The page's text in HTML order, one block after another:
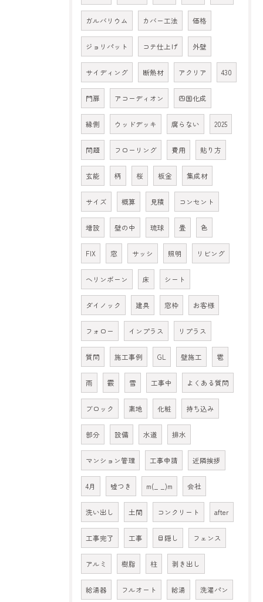
ガルバリウム カバー工法 価格
ジョリパット コテ仕上げ 外壁
サイディング 断熱材 アクリア 430
門扉 アコーディオン 四国化成
縁側 ウッドデッキ 腐らない 2025
問題 フローリング 費用 貼り方
玄能 柄 桜 板金 集成材
サイズ 概算 見積 コンセント
増設 壁の中 琉球 畳 色
FIX 窓 サッシ 照明 リビング
ヘリンボーン 床 シート
ダイノック 建具 窓枠 お客様
フォロー インプラス リプラス
質問 施工事例 GL 壁施工 雹
雨 霰 雪 工事中 よくある質問
ブロック 素地 化粧 持ち込み
部分 設備 水道 排水
マンション管理 工事申請 近隣挨拶
4月 嘘つき m(_ _)m 会社
洗い出し 土間 コンクリート after
工事完了 工事 目隠し フェンス
アルミ 樹脂 柱 剥き出し
給湯器 フルオート 給湯 洗濯パン